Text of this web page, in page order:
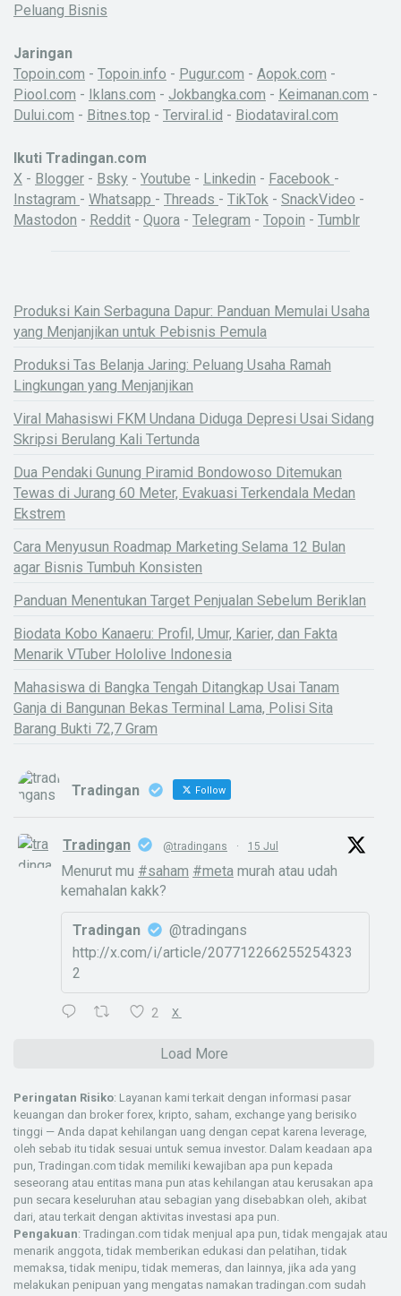
Peluang Bisnis
Jaringan
Topoin.com - Topoin.info - Pugur.com - Aopok.com -
Piool.com - Iklans.com - Jokbangka.com - Keimanan.com -
Dului.com - Bitnes.top - Terviral.id - Biodataviral.com
Ikuti Tradingan.com
X - Blogger - Bsky - Youtube - Linkedin - Facebook -
Instagram - Whatsapp - Threads - TikTok - SnackVideo -
Mastodon - Reddit - Quora - Telegram - Topoin - Tumblr
Produksi Kain Serbaguna Dapur: Panduan Memulai Usaha
yang Menjanjikan untuk Pebisnis Pemula
Produksi Tas Belanja Jaring: Peluang Usaha Ramah
Lingkungan yang Menjanjikan
Viral Mahasiswi FKM Undana Diduga Depresi Usai Sidang
Skripsi Berulang Kali Tertunda
Dua Pendaki Gunung Piramid Bondowoso Ditemukan
Tewas di Jurang 60 Meter, Evakuasi Terkendala Medan
Ekstrem
Cara Menyusun Roadmap Marketing Selama 12 Bulan
agar Bisnis Tumbuh Konsisten
Panduan Menentukan Target Penjualan Sebelum Beriklan
Biodata Kobo Kanaeru: Profil, Umur, Karier, dan Fakta
Menarik VTuber Hololive Indonesia
Mahasiswa di Bangka Tengah Ditangkap Usai Tanam
Ganja di Bangunan Bekas Terminal Lama, Polisi Sita
Barang Bukti 72,7 Gram
Tradingan Follow
Tradingan @tradingans · 15 Jul
Menurut mu #saham #meta murah atau udah
kemahalan kakk?
Tradingan
@tradingans
http://x.com/i/article/207712266255254323
2
2 X
Load More
Peringatan Risiko: Layanan kami terkait dengan informasi pasar
keuangan dan broker forex, kripto, saham, exchange yang berisiko
tinggi — Anda dapat kehilangan uang dengan cepat karena leverage,
oleh sebab itu tidak sesuai untuk semua investor. Dalam keadaan apa
pun, Tradingan.com tidak memiliki kewajiban apa pun kepada
seseorang atau entitas mana pun atas kehilangan atau kerusakan apa
pun secara keseluruhan atau sebagian yang disebabkan oleh, akibat
dari, atau terkait dengan aktivitas investasi apa pun.
Pengakuan: Tradingan.com tidak menjual apa pun, tidak mengajak atau
menarik anggota, tidak memberikan edukasi dan pelatihan, tidak
memaksa, tidak menipu, tidak memeras, dan lainnya, jika ada yang
melakukan penipuan yang mengatas namakan tradingan.com sudah